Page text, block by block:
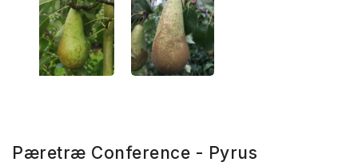
Pæretræ Conference - Pyrus